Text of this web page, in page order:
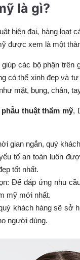
là gì?
hiện đại, hàng
được xem là một
các bộ phận
có thể xinh đẹp và
mặt, bụng, chân,
thuật thẩm mỹ,
gian ngắn, quý
tố an toàn luôn
tốt nhất.
Để đáp ứng nhu
mỹ mới nhất.
khách hàng sẽ sở
người dùng.